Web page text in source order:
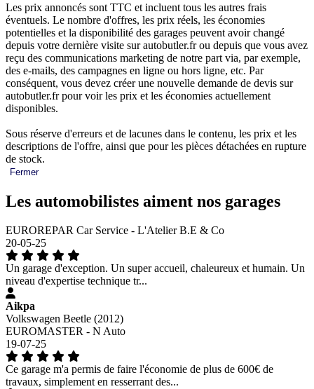
Les prix annoncés sont TTC et incluent tous les autres frais
éventuels. Le nombre d'offres, les prix réels, les économies
potentielles et la disponibilité des garages peuvent avoir changé
depuis votre dernière visite sur autobutler.fr ou depuis que vous avez
reçu des communications marketing de notre part via, par exemple,
des e-mails, des campagnes en ligne ou hors ligne, etc. Par
conséquent, vous devez créer une nouvelle demande de devis sur
autobutler.fr pour voir les prix et les économies actuellement
disponibles.
Sous réserve d'erreurs et de lacunes dans le contenu, les prix et les
descriptions de l'offre, ainsi que pour les pièces détachées en rupture
de stock.
Fermer
Les automobilistes aiment nos garages
EUROREPAR Car Service - L'Atelier B.E & Co
20-05-25
Un garage d'exception. Un super accueil, chaleureux et humain. Un
niveau d'expertise technique tr...
Aikpa
Volkswagen Beetle (2012)
EUROMASTER - N Auto
19-07-25
Ce garage m'a permis de faire l'économie de plus de 600€ de
travaux, simplement en resserrant des...